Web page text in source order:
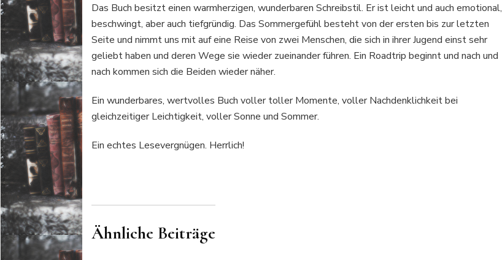
Das Buch besitzt einen warmherzigen, wunderbaren Schreibstil. Er ist leicht und auch emotional,
beschwingt, aber auch tiefgründig. Das Sommergefühl besteht von der ersten bis zur letzten
Seite und nimmt uns mit auf eine Reise von zwei Menschen, die sich in ihrer Jugend einst sehr
geliebt haben und deren Wege sie wieder zueinander führen. Ein Roadtrip beginnt und nach und
nach kommen sich die Beiden wieder näher.
Ein wunderbares, wertvolles Buch voller toller Momente, voller Nachdenklichkeit bei
gleichzeitiger Leichtigkeit, voller Sonne und Sommer.
Ein echtes Lesevergnügen. Herrlich!
Ähnliche Beiträge